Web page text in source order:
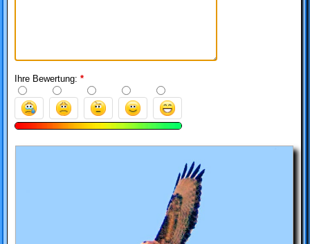
Ihre Bewertung: *